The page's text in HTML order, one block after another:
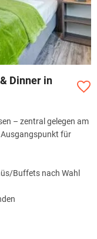
Dinner in
– zentral gelegen am
für
Buffets nach Wahl